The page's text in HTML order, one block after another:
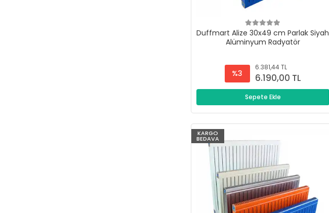
Duffmart Alize 30x49 cm Parlak Siyah
Alüminyum Radyatör
%3
6.381,44 TL
6.190,00 TL
Sepete Ekle
KARGO
BEDAVA